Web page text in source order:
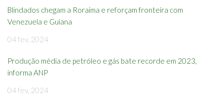
Blindados chegam a Roraima e reforçam fronteira com
Venezuela e Guiana
04 fev, 2024
Produção média de petróleo e gás bate recorde em 2023,
informa ANP
04 fev, 2024